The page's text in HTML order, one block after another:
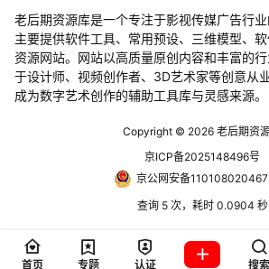
老后期资源库是一个专注于影视传媒广告行业
主要提供软件工具、常用预设、三维模型、
资源网站。网站以高质量原创内容和丰富的
于设计师、视频创作者、3D艺术家等创意从
成为数字艺术创作的辅助工具库与灵感来源。
Copyright © 2026 老后期资
京ICP备2025148496号
京公网安备
查询 5 次，耗时 0.0904 秒
首页 专题 认证 搜索